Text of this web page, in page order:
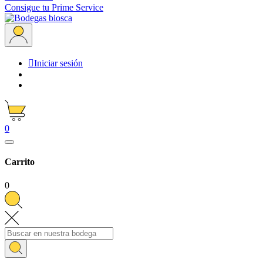
Consigue tu Prime Service
Iniciar sesión
0
Carrito
0